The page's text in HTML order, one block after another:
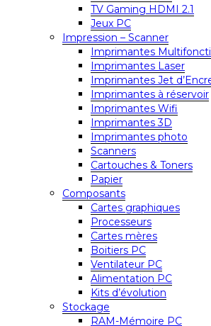
TV Gaming HDMI 2.1
Jeux PC
Impression – Scanner
Imprimantes
Imprimantes Laser
Imprimantes Jet
Imprimantes à réservoir
Imprimantes Wifi
Imprimantes 3D
Imprimantes photo
Scanners
Cartouches & Toners
Papier
Composants
Cartes graphiques
Processeurs
Cartes mères
Boitiers PC
Ventilateur PC
Alimentation PC
Kits d’évolution
Stockage
RAM-Mémoire PC